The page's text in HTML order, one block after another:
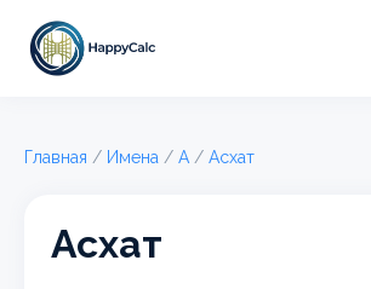
Главная / Имена / А / Асхат
Асхат